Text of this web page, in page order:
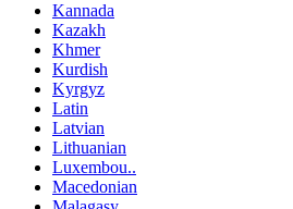
Kannada
Kazakh
Khmer
Kurdish
Kyrgyz
Latin
Latvian
Lithuanian
Luxembou..
Macedonian